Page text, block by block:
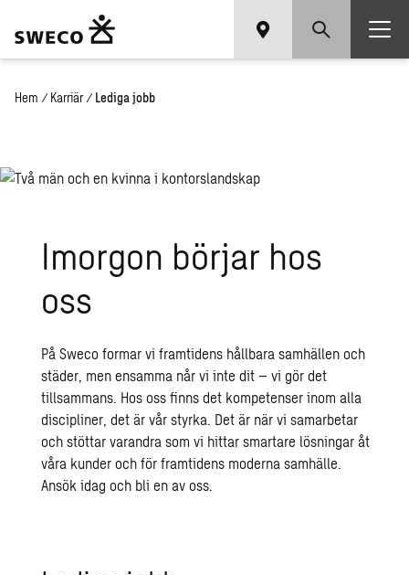
Hem / Karriär / Lediga jobb
Imor­gon bör­jar hos
oss
På Sweco formar vi framtidens hållbara samhällen och
städer, men ensamma når vi inte dit – vi gör det
tillsammans. Hos oss finns det kompetenser inom alla
discipliner, det är vår styrka. Det är när vi samarbetar
och stöttar varandra som vi hittar smartare lösningar åt
våra kunder och för framtidens moderna samhälle.
Ansök idag och bli en av oss.